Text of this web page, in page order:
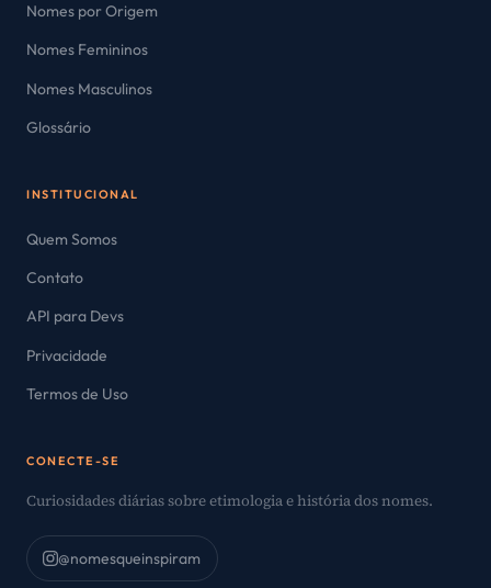
Nomes por Origem
Nomes Femininos
Nomes Masculinos
Glossário
INSTITUCIONAL
Quem Somos
Contato
API para Devs
Privacidade
Termos de Uso
CONECTE-SE
Curiosidades diárias sobre etimologia e história dos nomes.
@nomesqueinspiram